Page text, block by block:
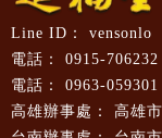
vensonlo
0915-706232
0963-059301
高雄